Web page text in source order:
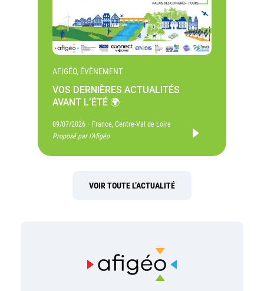
AFIGÉO, ÉVÈNEMENT
VOS DERNIÈRES ACTUALITÉS
AVANT L’ÉTÉ 🌍
09/07/2026 - France, Centre-Val de Loire
Proposé par l'Afigéo
VOIR TOUTE L’ACTUALITÉ